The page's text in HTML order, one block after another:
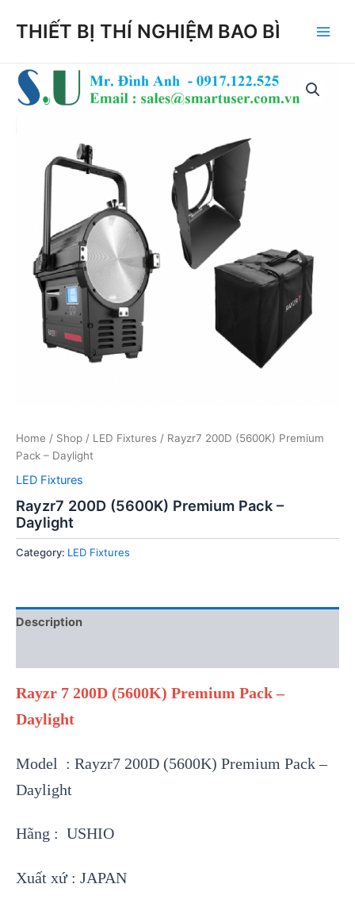
THIẾT BỊ THÍ NGHIỆM BAO BÌ
Home / Shop / LED Fixtures / Rayzr7 200D (5600K) Premium
Pack – Daylight
LED Fixtures
Rayzr7 200D (5600K) Premium Pack –
Daylight
Category: LED Fixtures
Description
Rayzr 7 200D (5600K) Premium Pack –
Daylight
Model : Rayzr7 200D (5600K) Premium Pack –
Daylight
Hãng : USHIO
Xuất xứ : JAPAN